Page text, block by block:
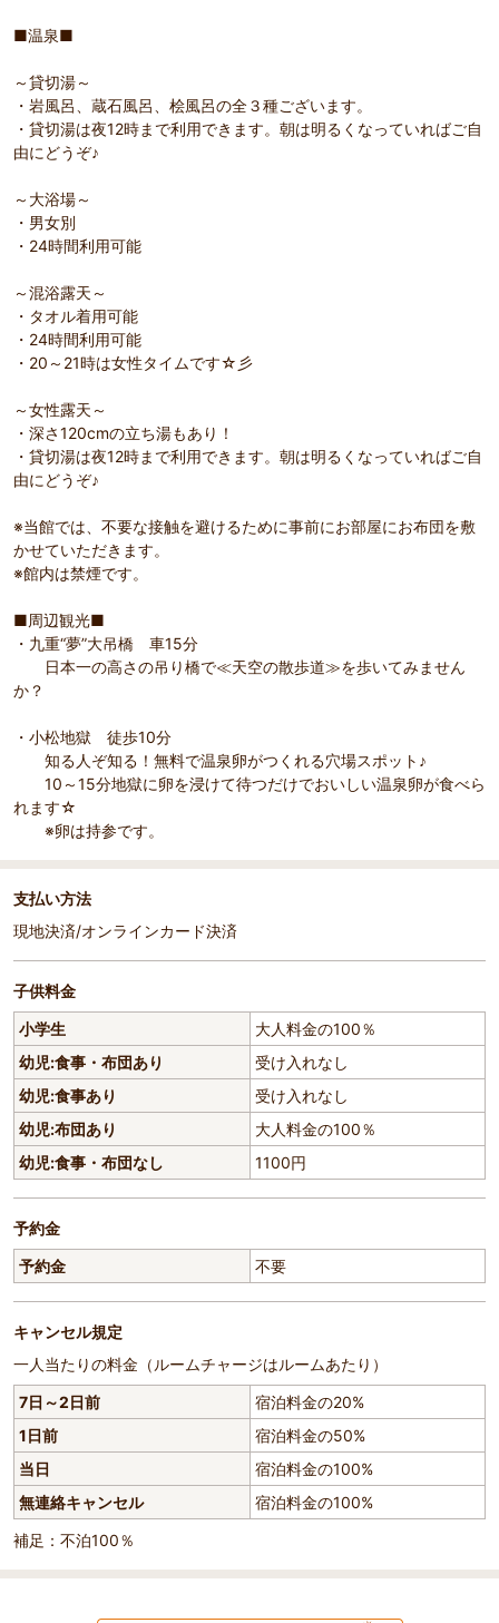
■温泉■
～貸切湯～
・岩風呂、蔵石風呂、桧風呂の全３種ございます。
・貸切湯は夜12時まで利用できます。朝は明るくなっていればご自
由にどうぞ♪
～大浴場～
・男女別
・24時間利用可能
～混浴露天～
・タオル着用可能
・24時間利用可能
・20～21時は女性タイムです☆彡
～女性露天～
・深さ120cmの立ち湯もあり！
・貸切湯は夜12時まで利用できます。朝は明るくなっていればご自
由にどうぞ♪
※当館では、不要な接触を避けるために事前にお部屋にお布団を敷
かせていただきます。
※館内は禁煙です。
■周辺観光■
・九重“夢”大吊橋 車15分
日本一の高さの吊り橋で≪天空の散歩道≫を歩いてみません
か？
・小松地獄 徒歩10分
知る人ぞ知る！無料で温泉卵がつくれる穴場スポット♪
10～15分地獄に卵を浸けて待つだけでおいしい温泉卵が食べら
れます☆
※卵は持参です。
支払い方法
現地決済/オンラインカード決済
子供料金
小学生
大人料金の100％
幼児:食事・布団あり
受け入れなし
幼児:食事あり
受け入れなし
幼児:布団あり
大人料金の100％
幼児:食事・布団なし
1100円
予約金
予約金
不要
キャンセル規定
一人当たりの料金（ルームチャージはルームあたり）
7日～2日前
宿泊料金の20%
1日前
宿泊料金の50%
当日
宿泊料金の100%
無連絡キャンセル
宿泊料金の100%
補足：不泊100％